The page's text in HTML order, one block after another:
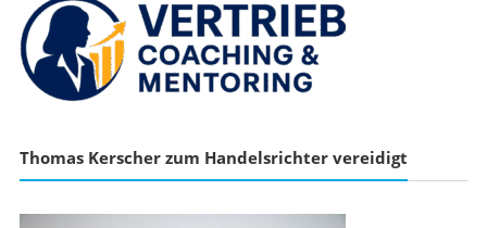
Thomas Kerscher zum Handelsrichter vereidigt